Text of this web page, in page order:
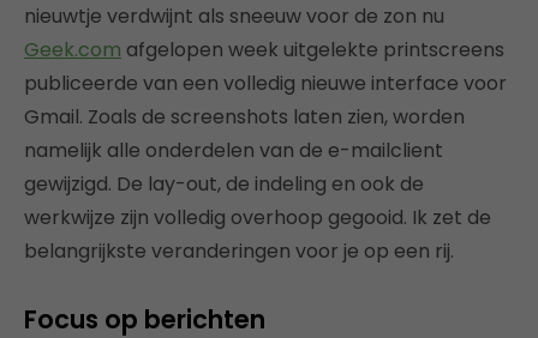
nieuwtje verdwijnt als sneeuw voor de zon nu
Geek.com afgelopen week uitgelekte printscreens
publiceerde van een volledig nieuwe interface voor
Gmail. Zoals de screenshots laten zien, worden
namelijk alle onderdelen van de e-mailclient
gewijzigd. De lay-out, de indeling en ook de
werkwijze zijn volledig overhoop gegooid. Ik zet de
belangrijkste veranderingen voor je op een rij.
Focus op berichten